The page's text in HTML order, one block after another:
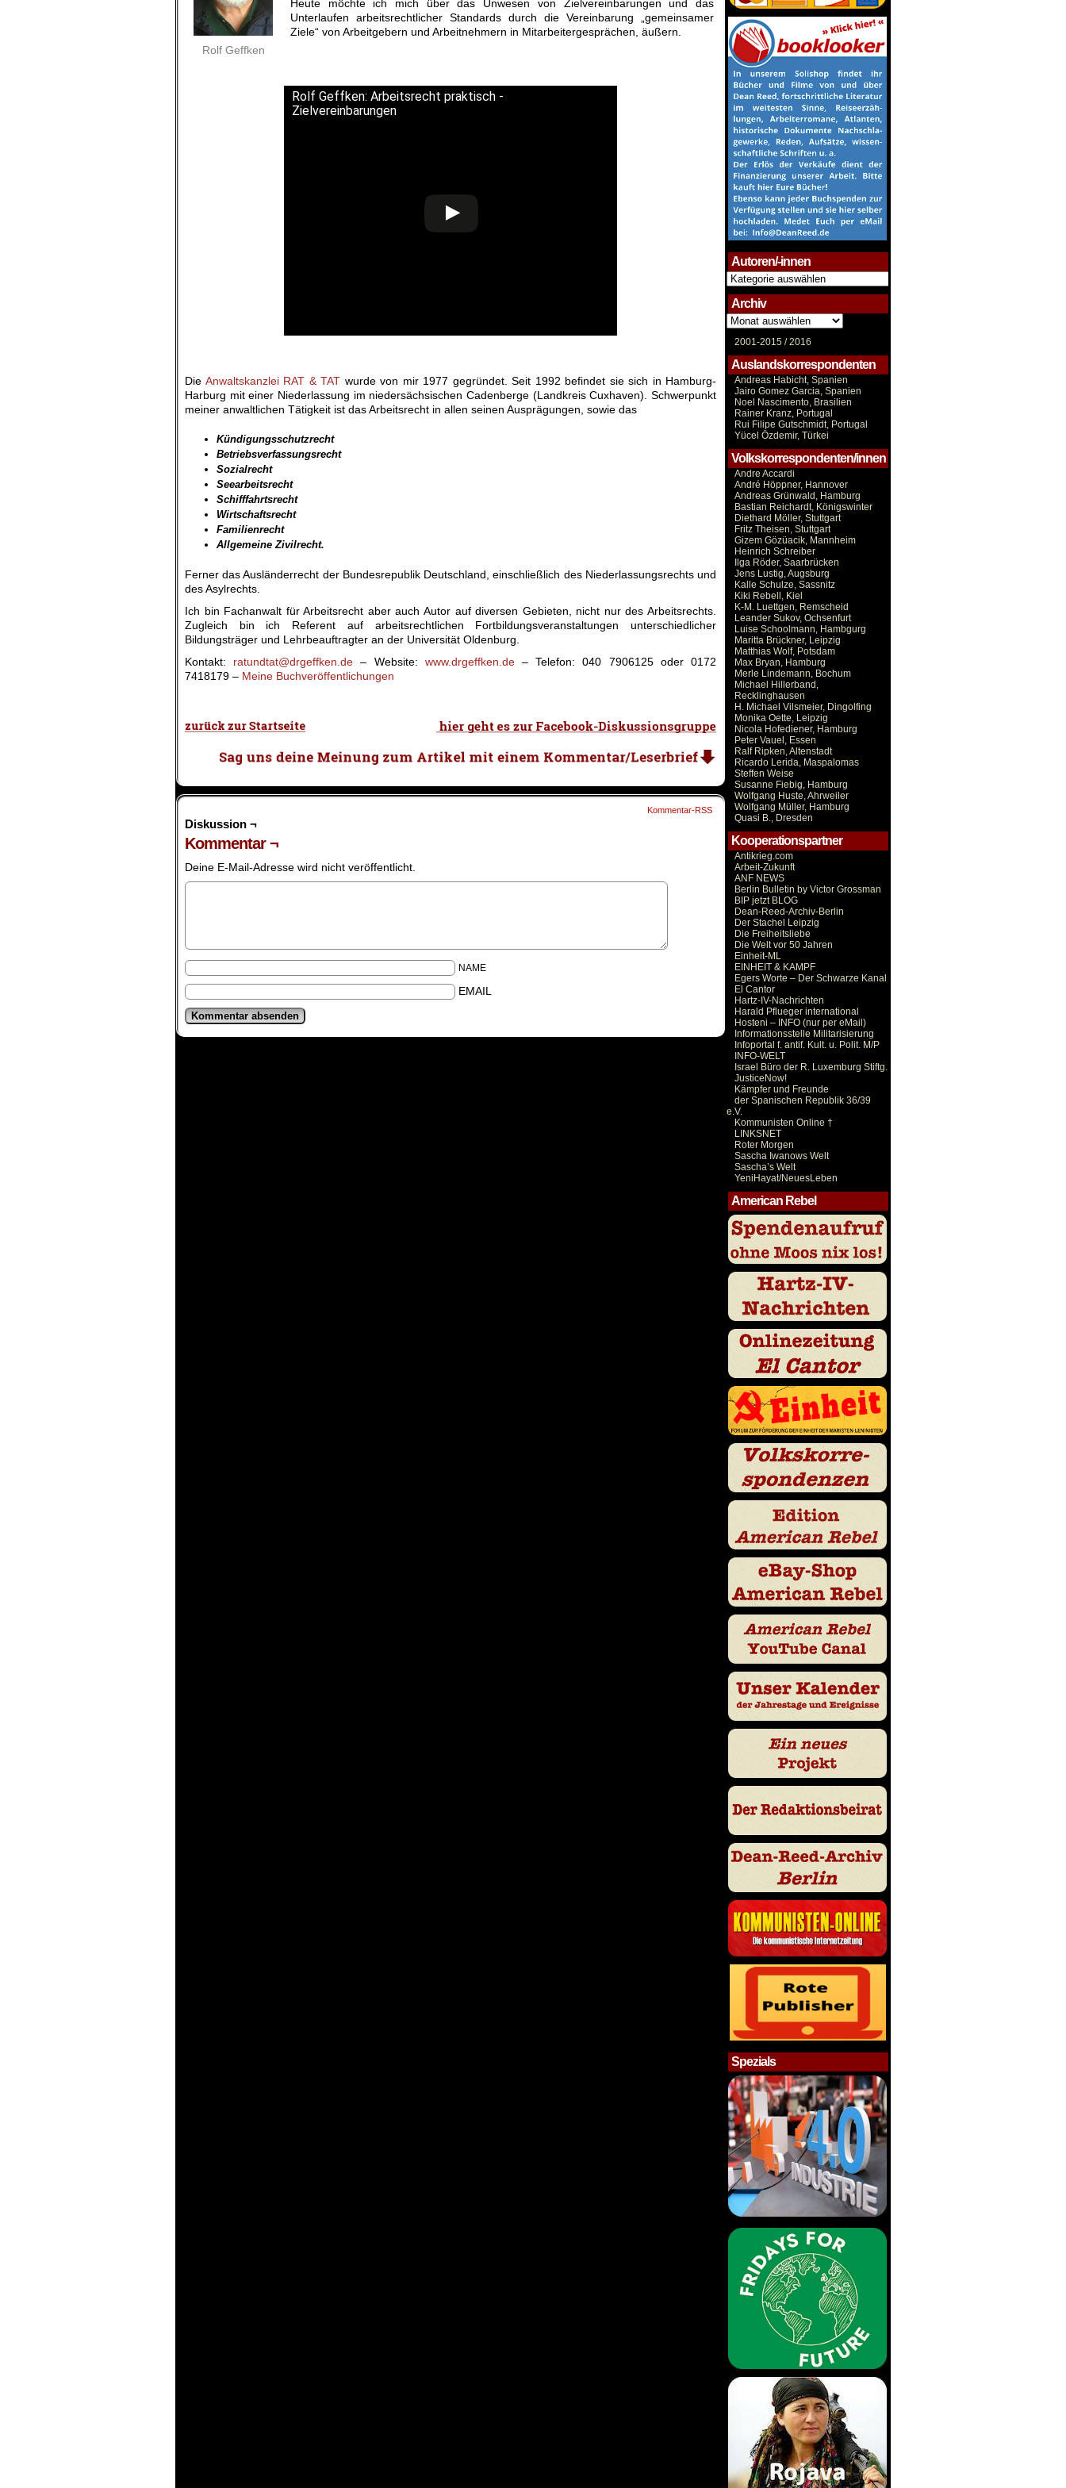
Rolf Geffken
Heute möchte ich mich über das Unwesen von Zielvereinbarungen und das
Unterlaufen arbeitsrechtlicher Standards durch die Vereinbarung „gemeinsamer
Ziele“ von Arbeitgebern und Arbeitnehmern in Mitarbeitergesprächen, äußern.
Rolf Geffken: Arbeitsrecht praktisch -
Zielvereinbarungen
Die Anwaltskanzlei RAT & TAT wurde von mir 1977 gegründet. Seit 1992 befindet sie sich in Hamburg-
Harburg mit einer Niederlassung im niedersächsischen Cadenberge (Landkreis Cuxhaven). Schwerpunkt
meiner anwaltlichen Tätigkeit ist das Arbeitsrecht in allen seinen Ausprägungen, sowie das
Kündigungsschutzrecht
Betriebsverfassungsrecht
Sozialrecht
Seearbeitsrecht
Schifffahrtsrecht
Wirtschaftsrecht
Familienrecht
Allgemeine Zivilrecht.
Ferner das Ausländerrecht der Bundesrepublik Deutschland, einschließlich des Niederlassungsrechts und
des Asylrechts.
Ich bin Fachanwalt für Arbeitsrecht aber auch Autor auf diversen Gebieten, nicht nur des Arbeitsrechts.
Zugleich bin ich Referent auf arbeitsrechtlichen Fortbildungsveranstaltungen unterschiedlicher
Bildungsträger und Lehrbeauftragter an der Universität Oldenburg.
Kontakt: ratundtat@drgeffken.de – Website: www.drgeffken.de– Telefon: 040 7906125 oder 0172
7418179 – Meine Buchveröffentlichungen
Kommentar-RSS
Diskussion ¬
Kommentar ¬
Deine E-Mail-Adresse wird nicht veröffentlicht.
NAME
EMAIL
Autoren/-innen
Autoren/-
innen
Archiv
Archiv
2001-2015 /2016
Auslandskorrespondenten
Andreas Habicht, Spanien
Jairo Gomez Garcia, Spanien
Noel Nascimento, Brasilien
Rainer Kranz, Portugal
Rui Filipe Gutschmidt, Portugal
Yücel Özdemir, Türkei
Volkskorrespondenten/innen
Andre Accardi
André Höppner, Hannover
Andreas Grünwald, Hamburg
Bastian Reichardt, Königswinter
Diethard Möller, Stuttgart
Fritz Theisen, Stuttgart
Gizem Gözüacik, Mannheim
Heinrich Schreiber
Ilga Röder, Saarbrücken
Jens Lustig, Augsburg
Kalle Schulze, Sassnitz
Kiki Rebell, Kiel
K-M. Luettgen, Remscheid
Leander Sukov, Ochsenfurt
Luise Schoolmann, Hambgurg
Maritta Brückner, Leipzig
Matthias Wolf, Potsdam
Max Bryan, Hamburg
Merle Lindemann, Bochum
Michael Hillerband,
Recklinghausen
H. Michael Vilsmeier, Dingolfing
Monika Oette, Leipzig
Nicola Hofediener, Hamburg
Peter Vauel, Essen
Ralf Ripken, Altenstadt
Ricardo Lerida, Maspalomas
Steffen Weise
Susanne Fiebig, Hamburg
Wolfgang Huste, Ahrweiler
Wolfgang Müller, Hamburg
Quasi B., Dresden
Kooperationspartner
Antikrieg.com
Arbeit-Zukunft
ANF NEWS
Berlin Bulletin by Victor Grossman
BIP jetzt BLOG
Dean-Reed-Archiv-Berlin
Der Stachel Leipzig
Die Freiheitsliebe
Die Welt vor 50 Jahren
Einheit-ML
EINHEIT & KAMPF
Egers Worte – Der Schwarze Kanal
El Cantor
Hartz-IV-Nachrichten
Harald Pflueger international
Hosteni – INFO (nur per eMail)
Informationsstelle Militarisierung
Infoportal f. antif. Kult. u. Polit. M/P
INFO-WELT
Israel Büro der R. Luxemburg Stiftg.
JusticeNow!
Kämpfer und Freunde
der Spanischen Republik 36/39
e.V.
Kommunisten Online †
LINKSNET
Roter Morgen
Sascha Iwanows Welt
Sascha’s Welt
YeniHayat/NeuesLeben
American Rebel
Spezials